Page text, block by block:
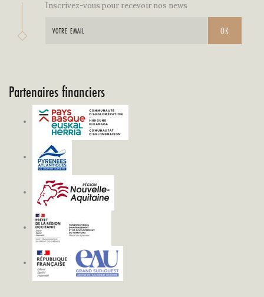
Inscrivez-vous pour recevoir nos news
Partenaires financiers